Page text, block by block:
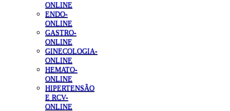
ONLINE
ENDO-
ONLINE
GASTRO-
ONLINE
GINECOLOGIA-
ONLINE
HEMATO-
ONLINE
HIPERTENSÃO
E RCV-
ONLINE